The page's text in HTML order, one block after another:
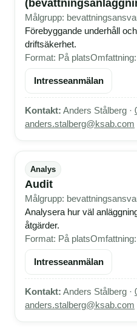
Målgrupp:
Förebyggande underhåll
driftsäkerhet.
Format: På plats
Intresseanmälan
Kontakt: Anders Stålberg ·
anders.stalberg@ksab.com
Analys
Audit
Målgrupp:
Analysera hur väl
åtgärder.
Format: På plats
Intresseanmälan
Kontakt: Anders Stålberg ·
anders.stalberg@ksab.com